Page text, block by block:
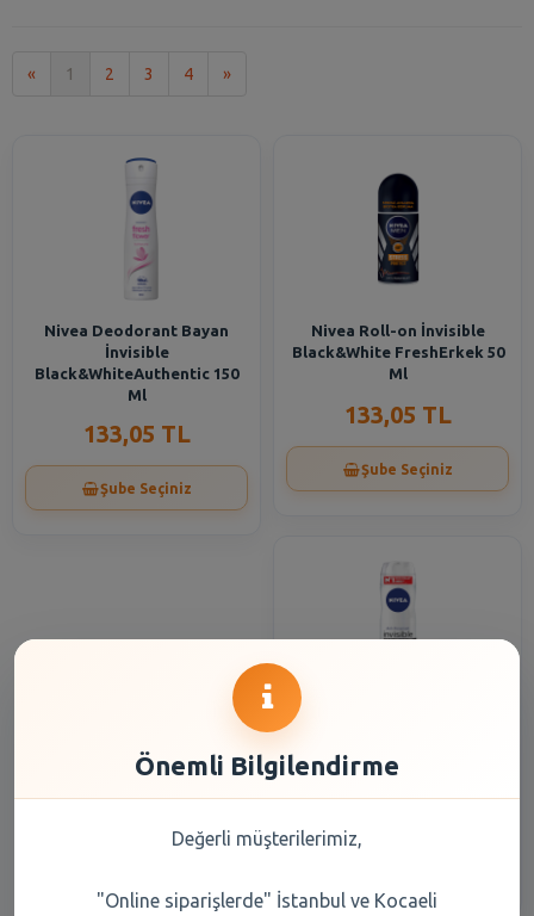
« 1 2 3 4 »Son
Nivea Deodorant Bayan
İnvisible
Black&WhiteAuthentic 150
Ml
133,05 TL
Şube Seçiniz
Nivea Roll-on İnvisible
Black&White FreshErkek 50
Ml
133,05 TL
Şube Seçiniz
İnvisible Black & White Pure
150 ml
Önemli Bilgilendirme
Değerli müşterilerimiz,
"Online siparişlerde" İstanbul ve Kocaeli